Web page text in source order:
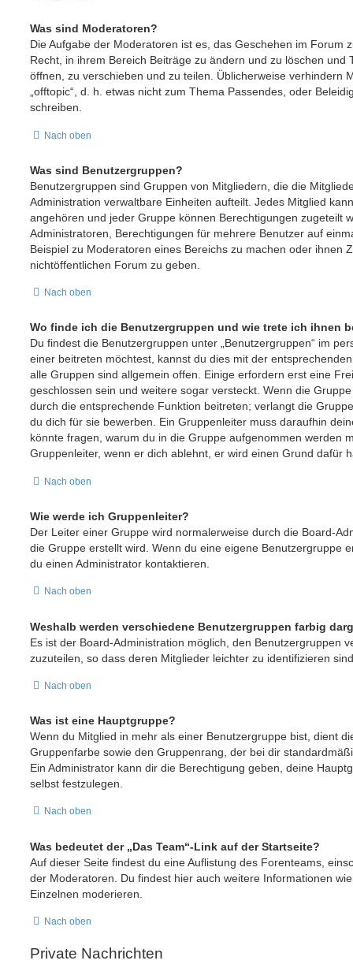
Was sind Moderatoren?
Die Aufgabe der Moderatoren ist es, das Geschehen im Forum
Recht, in ihrem Bereich Beiträge zu ändern und zu löschen und
öffnen, zu verschieben und zu teilen. Üblicherweise verhindern
„offtopic“, d. h. etwas nicht zum Thema Passendes, oder
schreiben.
Nach oben
Was sind Benutzergruppen?
Benutzergruppen sind Gruppen von Mitgliedern, die die
Administration verwaltbare Einheiten aufteilt. Jedes Mitglied
angehören und jeder Gruppe können Berechtigungen zugeteilt
Administratoren, Berechtigungen für mehrere Benutzer auf
Beispiel zu Moderatoren eines Bereichs zu machen oder ihnen
nichtöffentlichen Forum zu geben.
Nach oben
Wo finde ich die Benutzergruppen und wie trete ich ihnen
Du findest die Benutzergruppen unter „Benutzergruppen“ im
einer beitreten möchtest, kannst du dies mit der
alle Gruppen sind allgemein offen. Einige erfordern erst eine
geschlossen sein und weitere sogar versteckt. Wenn die
durch die entsprechende Funktion beitreten; verlangt die
du dich für sie bewerben. Ein Gruppenleiter muss daraufhin
könnte fragen, warum du in die Gruppe aufgenommen werden
Gruppenleiter, wenn er dich ablehnt, er wird einen Grund dafür
Nach oben
Wie werde ich Gruppenleiter?
Der Leiter einer Gruppe wird normalerweise durch die Board-
die Gruppe erstellt wird. Wenn du eine eigene Benutzergruppe
du einen Administrator kontaktieren.
Nach oben
Weshalb werden verschiedene Benutzergruppen farbig
Es ist der Board-Administration möglich, den Benutzergruppen
zuzuteilen, so dass deren Mitglieder leichter zu identifizieren
Nach oben
Was ist eine Hauptgruppe?
Wenn du Mitglied in mehr als einer Benutzergruppe bist, dient
Gruppenfarbe sowie den Gruppenrang, der bei dir
Ein Administrator kann dir die Berechtigung geben, deine
selbst festzulegen.
Nach oben
Was bedeutet der „Das Team“-Link auf der Startseite?
Auf dieser Seite findest du eine Auflistung des Forenteams,
der Moderatoren. Du findest hier auch weitere Informationen
Einzelnen moderieren.
Nach oben
Private Nachrichten